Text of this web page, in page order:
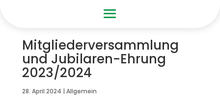
Mitgliederversammlung
und Jubilaren-Ehrung
2023/2024
28. April 2024 | Allgemein